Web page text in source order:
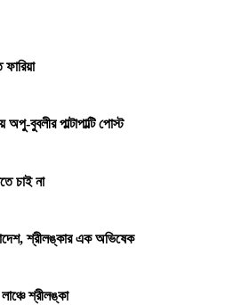
বুবলীর পাল্টাপাল্টি পোস্ট
চাই না
শ্রীলঙ্কার এক অভিষেক
শ্রীলঙ্কা